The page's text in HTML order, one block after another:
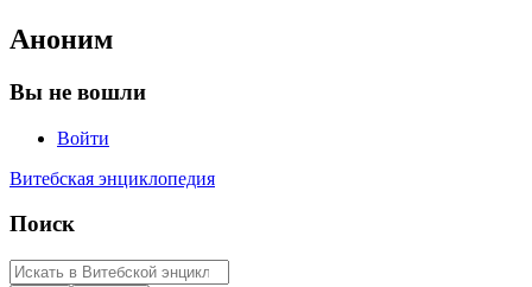
Аноним
Вы не вошли
Войти
Витебская энциклопедия
Поиск